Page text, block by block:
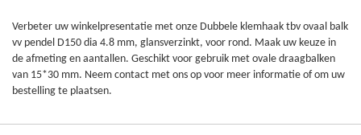
Verbeter uw winkelpresentatie met onze Dubbele klemhaak tbv ovaal balk
vv pendel D150 dia 4.8 mm, glansverzinkt, voor rond. Maak uw keuze in
de afmeting en aantallen. Geschikt voor gebruik met ovale draagbalken
van 15*30 mm. Neem contact met ons op voor meer informatie of om uw
bestelling te plaatsen.